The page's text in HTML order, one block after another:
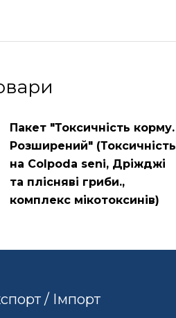
Пакет "Токсичність корму.
Розширений" (Токсичність
на Colpoda seni, Дріжджі
та плісняві гриби.,
комплекс мікотоксинів)
/ Імпорт